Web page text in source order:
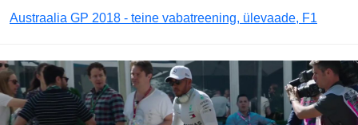
Austraalia GP 2018 - teine vabatreening, ülevaade, F1